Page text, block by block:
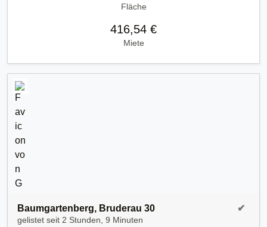
Fläche
416,54 €
Miete
Baumgartenberg, Bruderau 30
gelistet seit 2 Stunden, 9 Minuten
✔